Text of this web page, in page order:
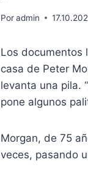
Poradmin
Los documentos
casa de Peter
levanta una pila.
pone algunos
Morgan, de 75
veces, pasando